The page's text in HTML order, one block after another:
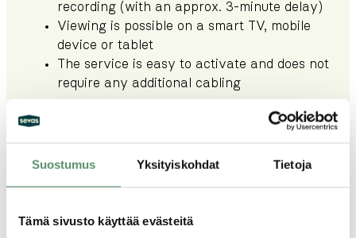
Suostumus Yksityiskohdat Tietoja
Tämä sivusto käyttää evästeitä
recording (with an approx. 3‑minute delay)
Viewing is possible on a smart TV, mobile
device or tablet
The service is easy to activate and does not
require any additional cabling
The aim of this solution is to ensure residents
have an alternative way to watch programmes
disruption in residential properties during a
possible interruption.
More information:www.elisa.fi/mtv